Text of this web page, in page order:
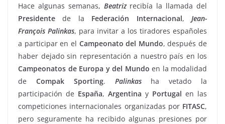
Hace algunas semanas, Beatrizrecibía la llamada del
Presidente de la Federación Internacional, Jean-
François Palinkas, para invitar a los tiradores españoles
a participar en el Campeonato del Mundo, después de
haber dejado sin representación a nuestro país en los
Campeonatos de Europa y del Mundo en la modalidad
de Compak Sporting. Palinkasha vetado la
participación de España, Argentina y Portugal en las
competiciones internacionales organizadas por FITASC,
pero seguramente ha recibido algunas presiones por